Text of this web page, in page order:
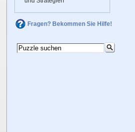
Fragen? Bekommen Sie Hilfe!